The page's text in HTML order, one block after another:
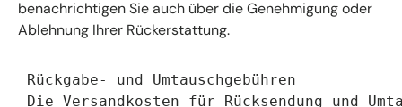
benachrichtigen Sie auch über die Genehmigung oder
Ablehnung Ihrer Rückerstattung.
Rückgabe- und Umtauschgebühren
Die Versandkosten für Rücksendung und